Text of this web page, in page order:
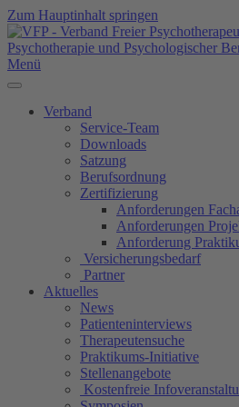
Zum Hauptinhalt springen
Menü
Verband
Service-Team
Downloads
Satzung
Berufsordnung
Zertifizierung
Anforderungen
Anforderungen
Anforderung
Versicherungsbedarf
Partner
Aktuelles
News
Patienteninterviews
Therapeutensuche
Praktikums-Initiative
Stellenangebote
Kostenfreie